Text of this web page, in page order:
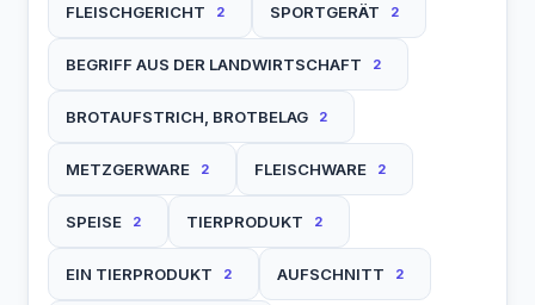
FLEISCHGERICHT 2 SPORTGERÄT 2
BEGRIFF AUS DER LANDWIRTSCHAFT 2
BROTAUFSTRICH, BROTBELAG 2
METZGERWARE 2 FLEISCHWARE 2
SPEISE 2 TIERPRODUKT 2
EIN TIERPRODUKT 2 AUFSCHNITT 2